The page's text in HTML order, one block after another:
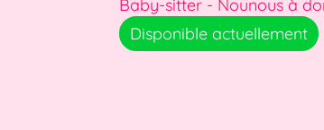
Baby-sitter - Nounous à
Disponible actuellement